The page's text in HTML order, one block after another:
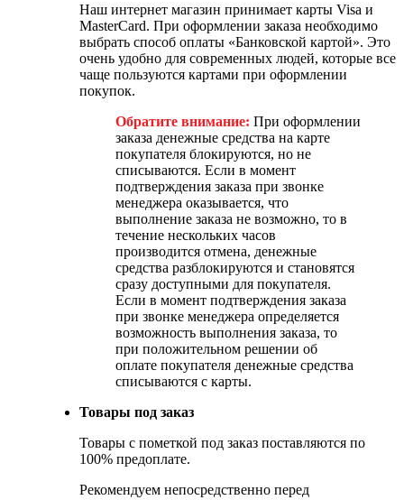
Наш интернет магазин принимает карты Visa и
MasterCard. При оформлении заказа необходимо
выбрать способ оплаты «Банковской картой». Это
очень удобно для современных людей, которые все
чаще пользуются картами при оформлении
покупок.
Обратите внимание: При оформлении
заказа денежные средства на карте
покупателя блокируются, но не
списываются. Если в момент
подтверждения заказа при звонке
менеджера оказывается, что
выполнение заказа не возможно, то в
течение нескольких часов
производится отмена, денежные
средства разблокируются и становятся
сразу доступными для покупателя.
Если в момент подтверждения заказа
при звонке менеджера определяется
возможность выполнения заказа, то
при положительном решении об
оплате покупателя денежные средства
списываются с карты.
Товары под заказ
Товары с пометкой под заказ поставляются по
100% предоплате.
Рекомендуем непосредственно перед